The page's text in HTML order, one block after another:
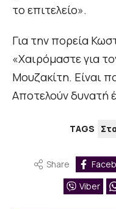
το επιτελείο».
Για την πορεία
«Χαιρόμαστε για
Μουζακίτη. Είναι
Αποτελούν δυνατή
TAGS
Share
Viber